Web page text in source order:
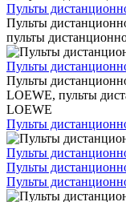
Пульты
Пульты
пульты
Пульты
Пульты
LOEWE, пульты
LOEWE
Пульты
Пульты
Пульты
Пульты